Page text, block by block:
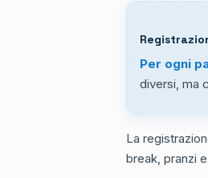
Per ogni
diversi, ma
La
break, pranzi